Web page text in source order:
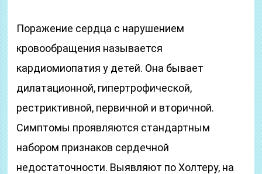
Поражение сердца с нарушением
кровообращения называется
кардиомиопатия у детей. Она бывает
дилатационной, гипертрофической,
рестриктивной, первичной и вторичной.
Симптомы проявляются стандартным
набором признаков сердечной
недостаточности. Выявляют по Холтеру, на